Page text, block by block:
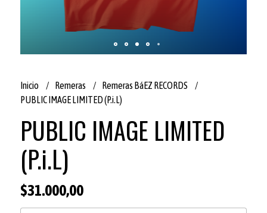
Inicio Remeras
Remeras BáEZ RECORDS
PUBLIC IMAGE LIMITED (P.i.L)
PUBLIC IMAGE LIMITED
(P.i.L)
$31.000,00